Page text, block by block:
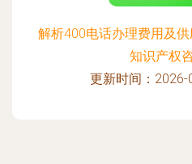
解析400电话办理费用及
知识产权
更新时间：2026-